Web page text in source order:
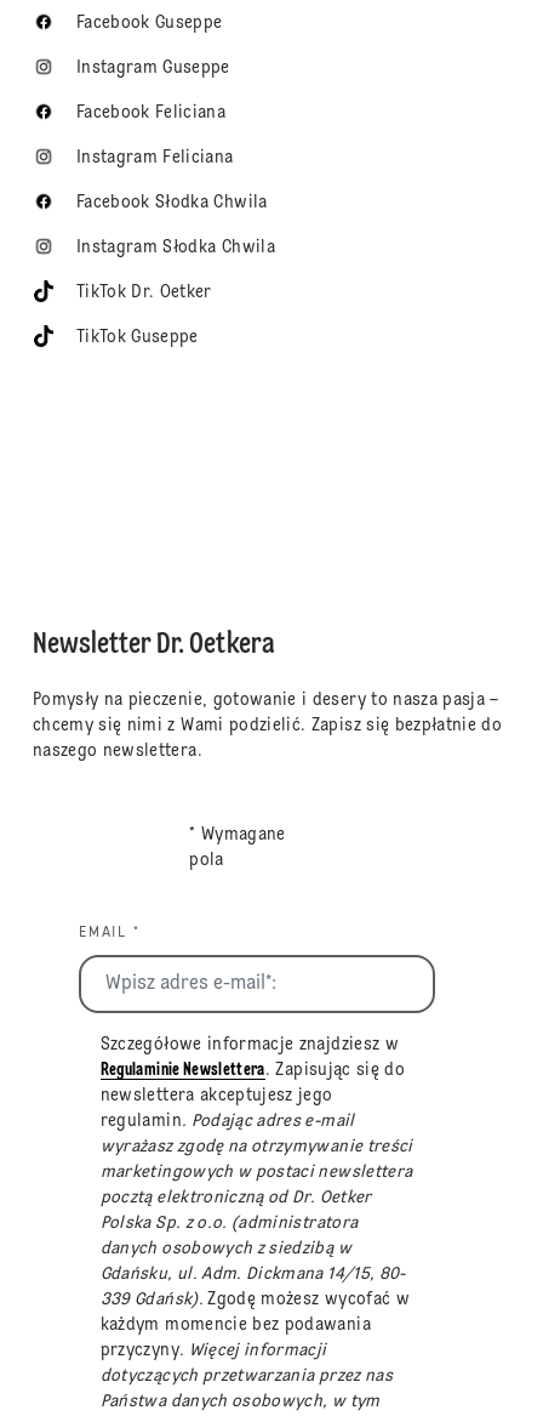
Facebook Guseppe
Instagram Guseppe
Facebook Feliciana
Instagram Feliciana
Facebook Słodka Chwila
Instagram Słodka Chwila
TikTok Dr. Oetker
TikTok Guseppe
Newsletter Dr. Oetkera
Pomysły na pieczenie, gotowanie i desery to nasza pasja –
chcemy się nimi z Wami podzielić. Zapisz się bezpłatnie do
naszego newslettera.
* Wymagane
pola
EMAIL *
Szczegółowe informacje znajdziesz w
Regulaminie Newslettera. Zapisując się do
newslettera akceptujesz jego
regulamin. Podając adres e-mail
wyrażasz zgodę na otrzymywanie treści
marketingowych w postaci newslettera
pocztą elektroniczną od Dr. Oetker
Polska Sp. z o.o. (administratora
danych osobowych z siedzibą w
Gdańsku, ul. Adm. Dickmana 14/15, 80-
339 Gdańsk).Zgodę możesz wycofać w
każdym momencie bez podawania
przyczyny. Więcej informacji
dotyczących przetwarzania przez nas
Państwa danych osobowych, w tym